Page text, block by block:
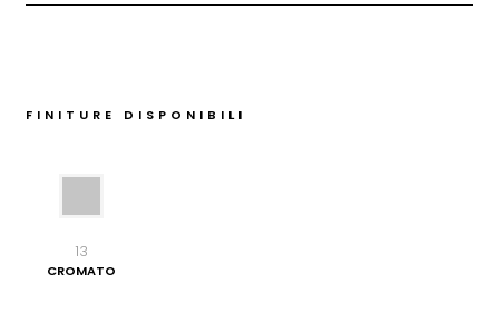
FINITURE DISPONIBILI
13
CROMATO